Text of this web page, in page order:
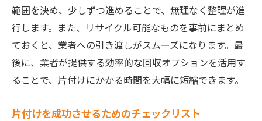
範囲を決め、少しずつ進めることで、無理なく整理が進
行します。また、リサイクル可能なものを事前にまとめ
ておくと、業者への引き渡しがスムーズになります。最
後に、業者が提供する効率的な回収オプションを活用す
ることで、片付けにかかる時間を大幅に短縮できます。
片付けを成功させるためのチェックリスト